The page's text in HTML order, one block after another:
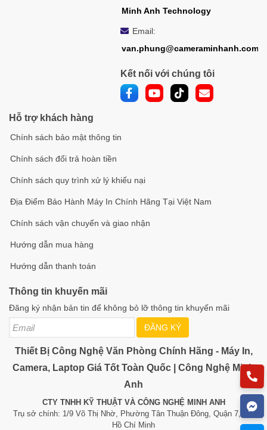
Minh Anh Technology
Email:
van.phung@cameraminhanh.com
Kết nối với chúng tôi
Hỗ trợ khách hàng
Chính sách bảo mật thông tin
Chính sách đổi trả hoàn tiền
Chính sách quy trình xử lý khiếu nại
Địa Điểm Bảo Hành Máy In Chính Hãng Tại Việt Nam
Chính sách vận chuyển và giao nhận
Hướng dẫn mua hàng
Hướng dẫn thanh toán
Thông tin khuyến mãi
Đăng ký nhận bản tin để không bỏ lỡ thông tin khuyến mãi
ĐĂNG KÝ
Thiết Bị Công Nghệ Văn Phòng Chính Hãng - Máy In,
Camera, Laptop Giá Tốt Toàn Quốc | Công Nghệ Minh
Anh
CTY TNHH KỸ THUẬT VÀ CÔNG NGHỆ MINH ANH
Trụ sở chính: 1/9 Võ Thị Nhờ, Phường Tân Thuận Đông, Quận 7, TP.
Hồ Chí Minh